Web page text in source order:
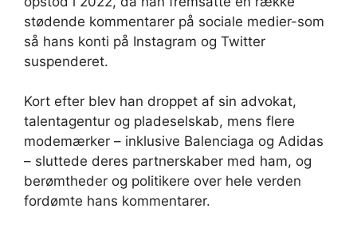
stødende kommentarer på sociale medier-som
så hans konti på Instagram og Twitter
suspenderet.
Kort efter blev han droppet af sin advokat,
talentagentur og pladeselskab, mens flere
modemærker – inklusive Balenciaga og Adidas
– sluttede deres partnerskaber med ham, og
berømtheder og politikere over hele verden
fordømte hans kommentarer.